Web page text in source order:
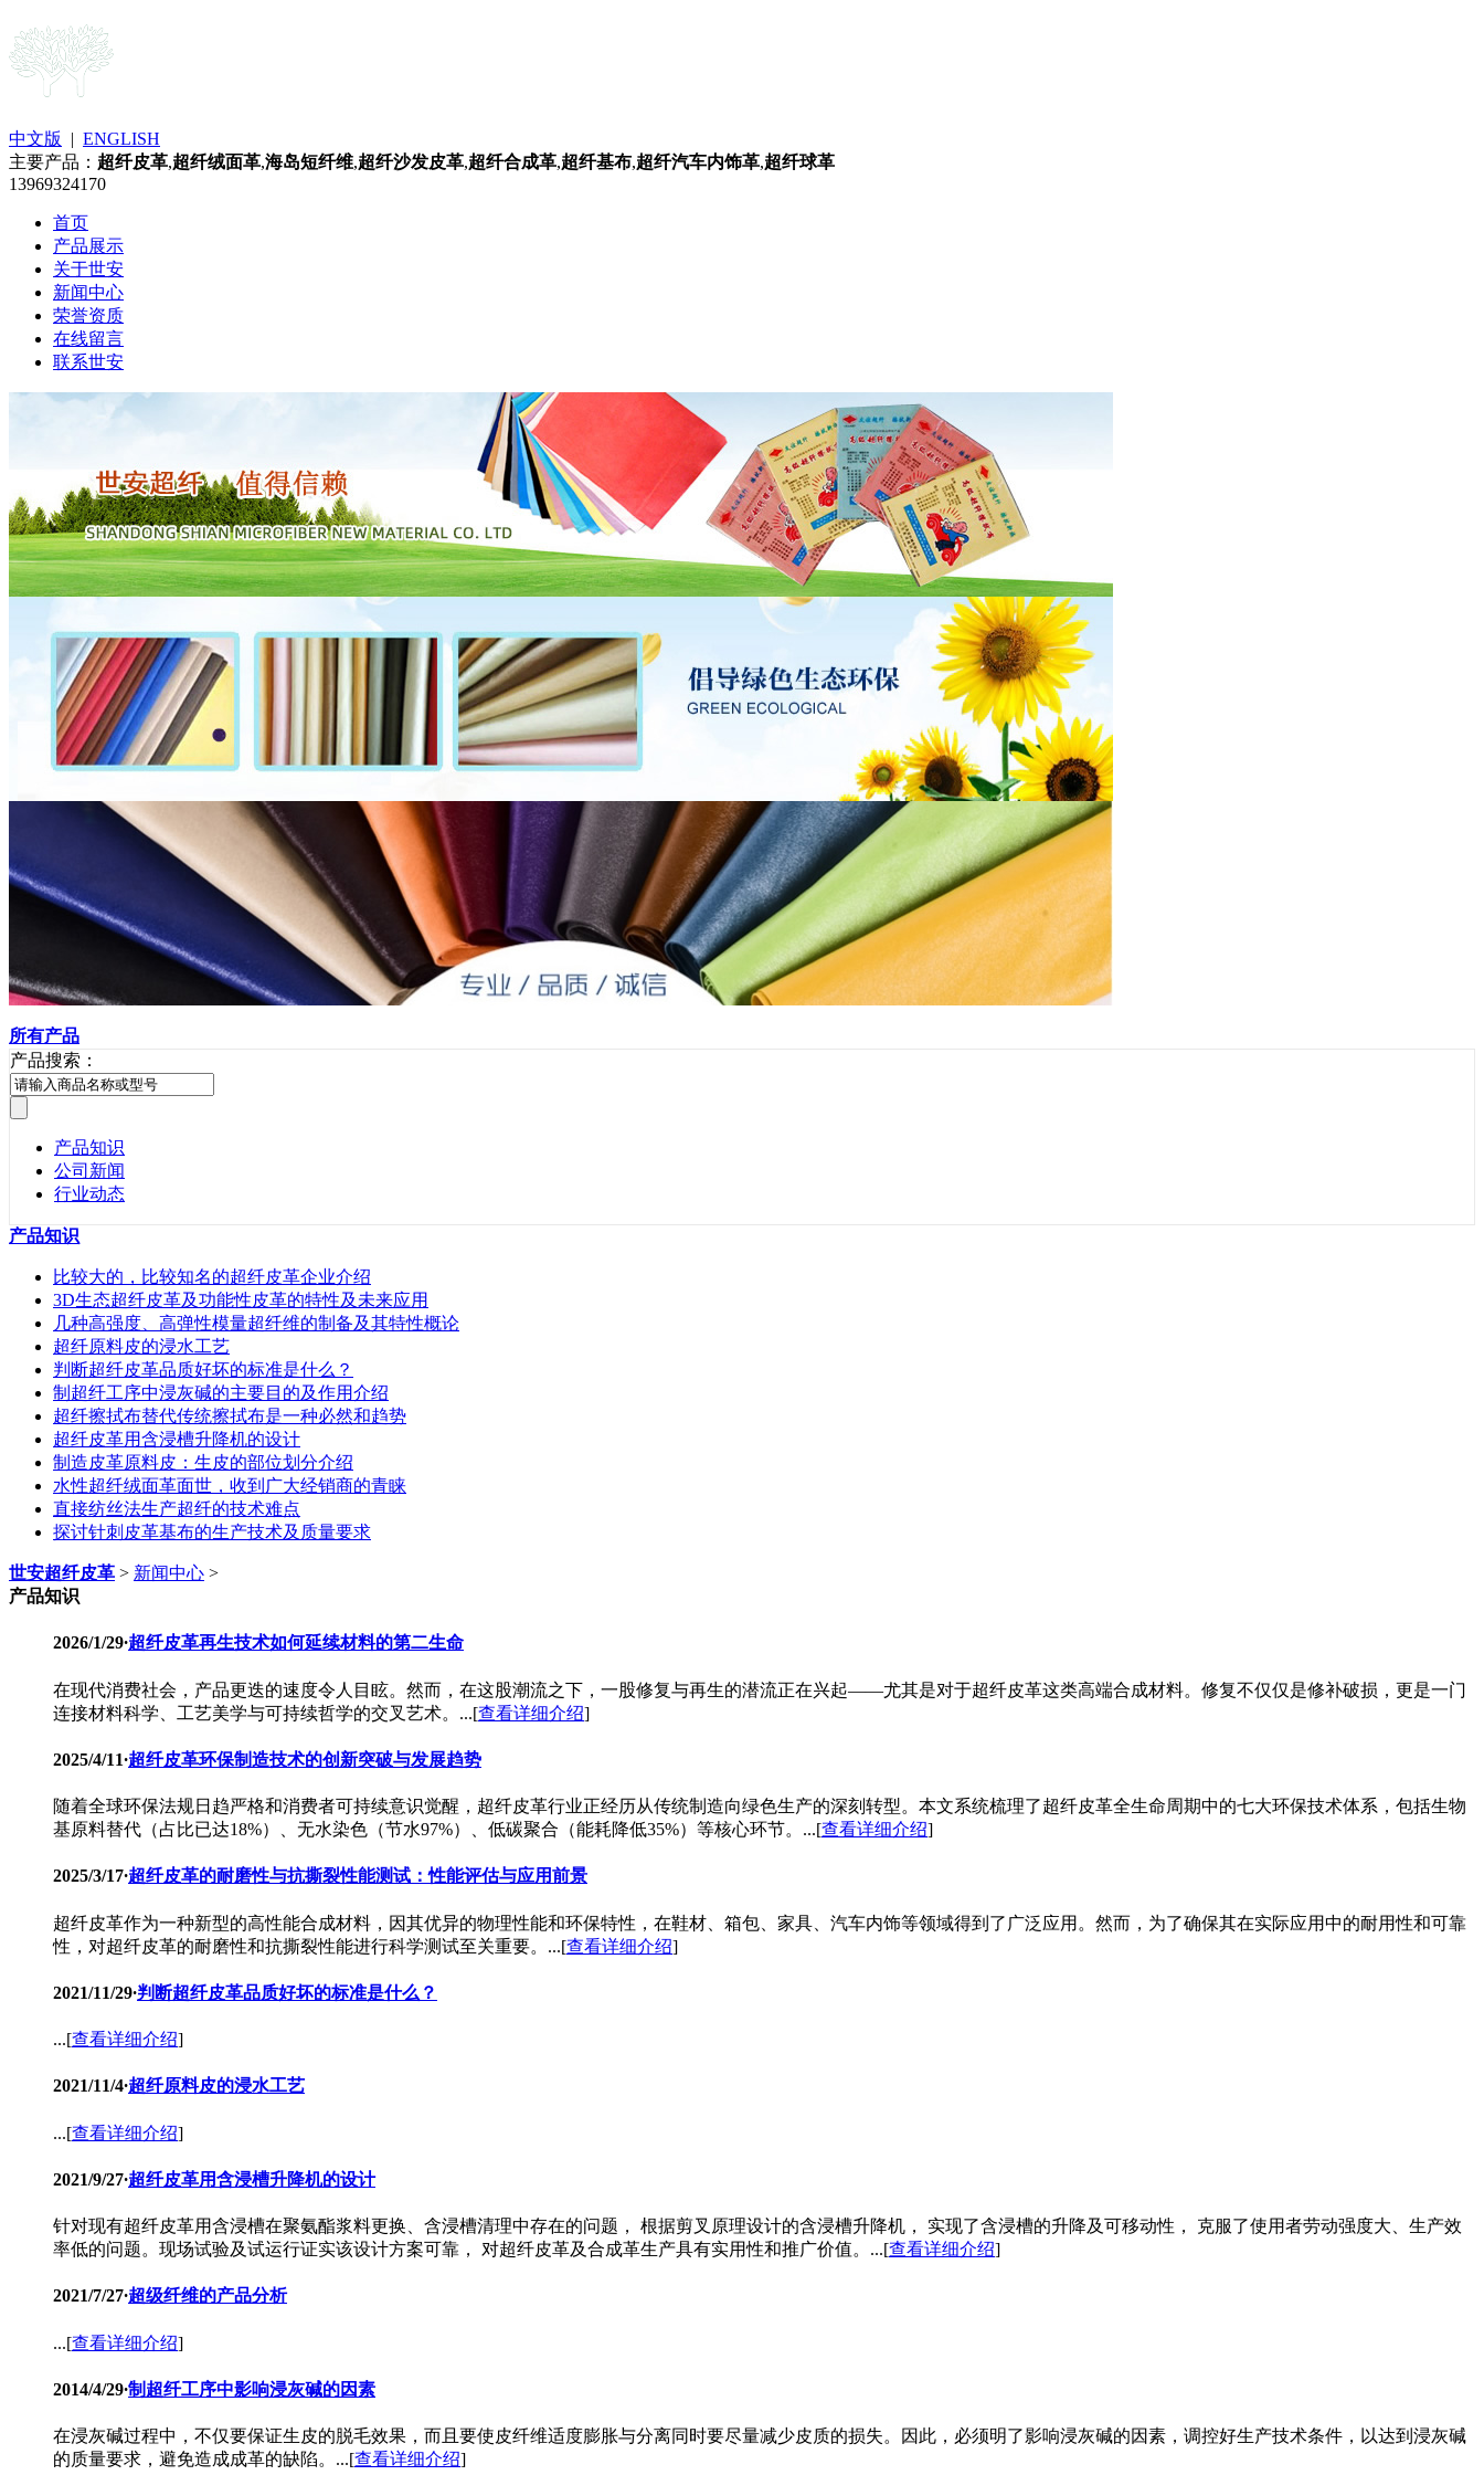
中文版 | ENGLISH
主要产品： 超纤皮革,超纤绒面革,海岛短纤维,超纤沙发皮革,超纤合成革,超纤基布,超纤汽车内饰革,超纤球革
13969324170
首页
产品展示
关于世安
新闻中心
荣誉资质
在线留言
联系世安
所有产品
产品搜索：
产品知识
公司新闻
行业动态
产品知识
比较大的，比较知名的超纤皮革企业介绍
3D生态超纤皮革及功能性皮革的特性及未来应用
几种高强度、高弹性模量超纤维的制备及其特性概论
超纤原料皮的浸水工艺
判断超纤皮革品质好坏的标准是什么？
制超纤工序中浸灰碱的主要目的及作用介绍
超纤擦拭布替代传统擦拭布是一种必然和趋势
超纤皮革用含浸槽升降机的设计
制造皮革原料皮：生皮的部位划分介绍
水性超纤绒面革面世，收到广大经销商的青睐
直接纺丝法生产超纤的技术难点
探讨针刺皮革基布的生产技术及质量要求
世安超纤皮革 > 新闻中心 >
产品知识
2026/1/29·超纤皮革再生技术如何延续材料的第二生命
在现代消费社会，产品更迭的速度令人目眩。然而，在这股潮流之下，一股修复与再生的潜流正在兴起——尤其是对于超纤皮革这类高端合成材料。修复不仅仅是修补破损，更是一门
连接材料科学、工艺美学与可持续哲学的交叉艺术。...[查看详细介绍]
2025/4/11·超纤皮革环保制造技术的创新突破与发展趋势
随着全球环保法规日趋严格和消费者可持续意识觉醒，超纤皮革行业正经历从传统制造向绿色生产的深刻转型。本文系统梳理了超纤皮革全生命周期中的七大环保技术体系，包括生物
基原料替代（占比已达18%）、无水染色（节水97%）、低碳聚合（能耗降低35%）等核心环节。...[查看详细介绍]
2025/3/17·超纤皮革的耐磨性与抗撕裂性能测试：性能评估与应用前景
超纤皮革作为一种新型的高性能合成材料，因其优异的物理性能和环保特性，在鞋材、箱包、家具、汽车内饰等领域得到了广泛应用。然而，为了确保其在实际应用中的耐用性和可靠
性，对超纤皮革的耐磨性和抗撕裂性能进行科学测试至关重要。...[查看详细介绍]
2021/11/29·判断超纤皮革品质好坏的标准是什么？
...[查看详细介绍]
2021/11/4·超纤原料皮的浸水工艺
...[查看详细介绍]
2021/9/27·超纤皮革用含浸槽升降机的设计
针对现有超纤皮革用含浸槽在聚氨酯浆料更换、含浸槽清理中存在的问题， 根据剪叉原理设计的含浸槽升降机， 实现了含浸槽的升降及可移动性， 克服了使用者劳动强度大、生产效
率低的问题。现场试验及试运行证实该设计方案可靠， 对超纤皮革及合成革生产具有实用性和推广价值。...[查看详细介绍]
2021/7/27·超级纤维的产品分析
...[查看详细介绍]
2014/4/29·制超纤工序中影响浸灰碱的因素
在浸灰碱过程中，不仅要保证生皮的脱毛效果，而且要使皮纤维适度膨胀与分离同时要尽量减少皮质的损失。因此，必须明了影响浸灰碱的因素，调控好生产技术条件，以达到浸灰碱
的质量要求，避免造成成革的缺陷。...[查看详细介绍]